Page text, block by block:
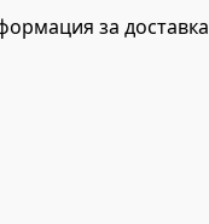
за доставка